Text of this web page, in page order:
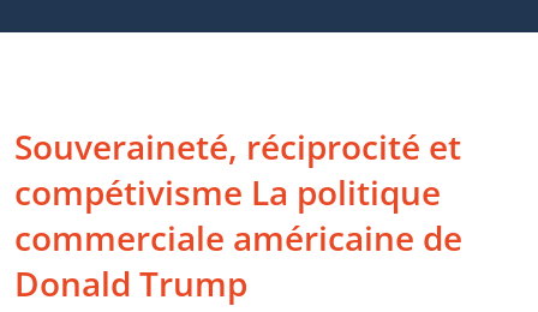
Souveraineté, réciprocité et
compétivisme La politique
commerciale américaine de
Donald Trump